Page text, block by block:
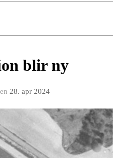
blir ny
28. apr 2024